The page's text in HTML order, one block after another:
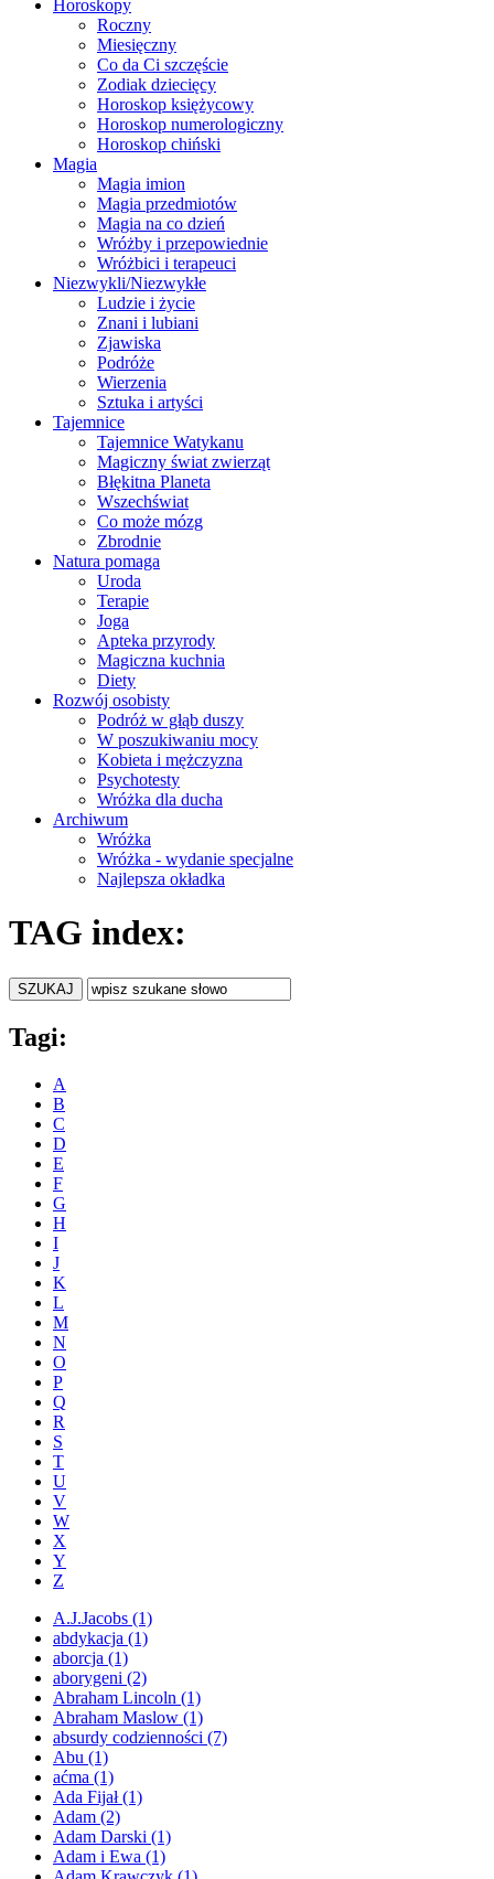
Horoskopy
Roczny
Miesięczny
Co da Ci szczęście
Zodiak dziecięcy
Horoskop księżycowy
Horoskop numerologiczny
Horoskop chiński
Magia
Magia imion
Magia przedmiotów
Magia na co dzień
Wróżby i przepowiednie
Wróżbici i terapeuci
Niezwykli/Niezwykłe
Ludzie i życie
Znani i lubiani
Zjawiska
Podróże
Wierzenia
Sztuka i artyści
Tajemnice
Tajemnice Watykanu
Magiczny świat zwierząt
Błękitna Planeta
Wszechświat
Co może mózg
Zbrodnie
Natura pomaga
Uroda
Terapie
Joga
Apteka przyrody
Magiczna kuchnia
Diety
Rozwój osobisty
Podróż w głąb duszy
W poszukiwaniu mocy
Kobieta i mężczyzna
Psychotesty
Wróżka dla ducha
Archiwum
Wróżka
Wróżka - wydanie specjalne
Najlepsza okładka
TAG index:
Tagi:
A
B
C
D
E
F
G
H
I
J
K
L
M
N
O
P
Q
R
S
T
U
V
W
X
Y
Z
A.J.Jacobs (1)
abdykacja (1)
aborcja (1)
aborygeni (2)
Abraham Lincoln (1)
Abraham Maslow (1)
absurdy codzienności (7)
Abu (1)
aćma (1)
Ada Fijał(1)
Adam (2)
Adam Darski (1)
Adam i Ewa (1)